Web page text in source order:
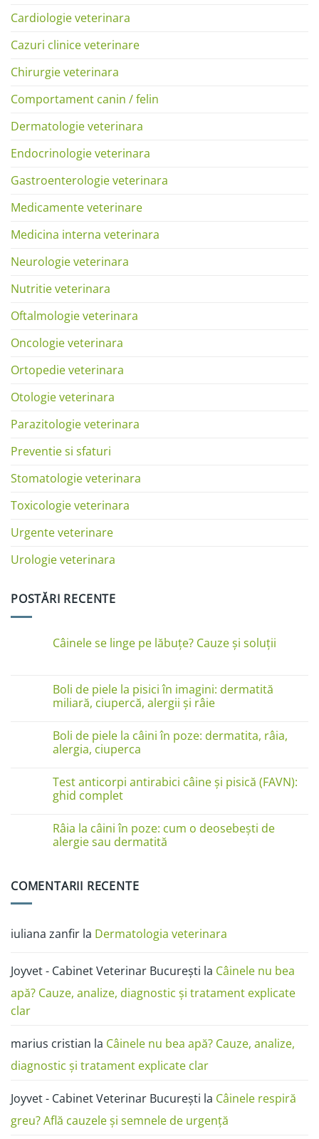
Cardiologie veterinara
Cazuri clinice veterinare
Chirurgie veterinara
Comportament canin / felin
Dermatologie veterinara
Endocrinologie veterinara
Gastroenterologie veterinara
Medicamente veterinare
Medicina interna veterinara
Neurologie veterinara
Nutritie veterinara
Oftalmologie veterinara
Oncologie veterinara
Ortopedie veterinara
Otologie veterinara
Parazitologie veterinara
Preventie si sfaturi
Stomatologie veterinara
Toxicologie veterinara
Urgente veterinare
Urologie veterinara
POSTĂRI RECENTE
Câinele se linge pe lăbuțe? Cauze și soluții
Câinele
se
linge
Cauze
și
soluții
Boli de piele la pisici în imagini: dermatită
miliară, ciupercă, alergii și râie
la
Boli
de
pisici
în
imagini:
ciupercă,
alergii
și
Boli de piele la câini în poze: dermatita, râia,
alergia, ciuperca
Boli
de
câini
în
poze:
ciuperca
Test anticorpi antirabici câine și pisică (FAVN):
ghid complet
la
Test
anticorpi
pisică
Râia la câini în poze: cum o deosebești de
alergie sau dermatită
Râia
cum
o
alergie
sau
COMENTARII RECENTE
iuliana zanfir la Dermatologia veterinara
Joyvet - Cabinet Veterinar București la Câinele nu bea
apă? Cauze, analize, diagnostic și tratament explicate
clar
marius cristian la Câinele nu bea apă? Cauze, analize,
diagnostic și tratament explicate clar
Joyvet - Cabinet Veterinar București la Câinele respiră
greu? Află cauzele și semnele de urgență